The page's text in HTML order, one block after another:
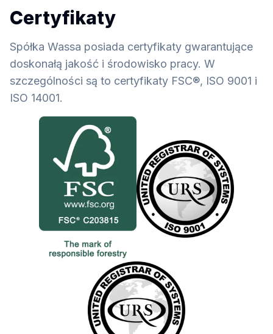
Certyfikaty
Spółka Wassa posiada certyfikaty gwarantujące
doskonałą jakość i środowisko pracy. W
szczególności są to certyfikaty FSC®, ISO 9001 i
ISO 14001.